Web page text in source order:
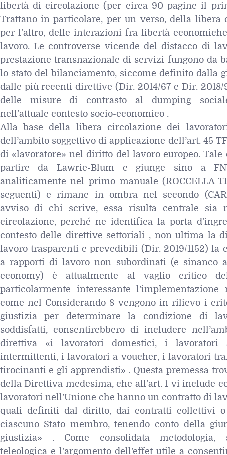
libertà di circolazione (per circa 90 pagine il
Trattano in particolare, per un verso, della libera
per l’altro, delle interazioni fra libertà
lavoro. Le controverse vicende del distacco di
prestazione transnazionale di servizi fungono da
lo stato del bilanciamento, siccome definito dalla
dalle più recenti direttive (Dir. 2014/67 e Dir.
delle misure di contrasto al dumping
nell’attuale contesto socio-economico .
Alla base della libera circolazione dei
dell’ambito soggettivo di applicazione dell’art. 45
di «lavoratore» nel diritto del lavoro europeo. Tale
partire da Lawrie-Blum e giunge sino a
analiticamente nel primo manuale (ROCCELLA-
seguenti) e rimane in ombra nel secondo
avviso di chi scrive, essa risulta centrale sia
circolazione, perché ne identifica la porta
contesto delle direttive settoriali , non ultima la
lavoro trasparenti e prevedibili (Dir. 2019/1152) la
a rapporti di lavoro non subordinati (e sinanco
economy) è attualmente al vaglio critico
particolarmente interessante
come nel Considerando 8 vengono in rilievo i
giustizia per determinare la condizione di
soddisfatti, consentirebbero di includere
direttiva «i lavoratori domestici, i lavoratori
intermittenti, i lavoratori a voucher, i lavoratori
tirocinanti e gli apprendisti» . Questa premessa
della Direttiva medesima, che all’art. 1 vi include
lavoratori nell’Unione che hanno un contratto di
quali definiti dal diritto, dai contratti collettivi
ciascuno Stato membro, tenendo conto della
giustizia» . Come consolidata metodologia,
teleologica e l’argomento dell’effet utile a